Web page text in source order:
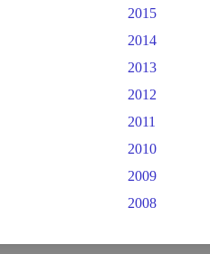
2015
2014
2013
2012
2011
2010
2009
2008